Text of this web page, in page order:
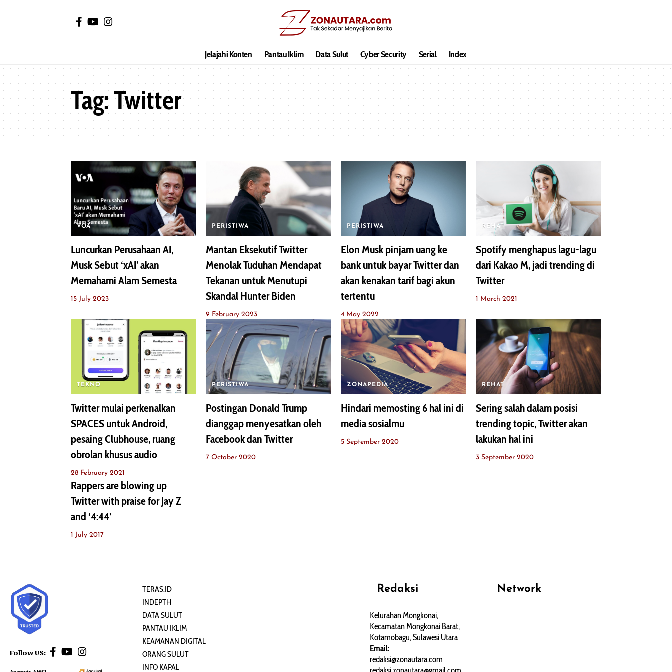
Jelajahi Konten Pantau Iklim Data Sulut Cyber Security Serial Index
Tag:Twitter
VOA
Luncurkan Perusahaan AI,
Musk Sebut ‘xAI’ akan
Memahami Alam Semesta
15 July 2023
PERISTIWA
Mantan Eksekutif Twitter
Menolak Tuduhan Mendapat
Tekanan untuk Menutupi
Skandal Hunter Biden
9 February 2023
PERISTIWA
Elon Musk pinjam uang ke
bank untuk bayar Twitter dan
akan kenakan tarif bagi akun
tertentu
4 May 2022
REHAT
Spotify menghapus lagu-lagu
dari Kakao M, jadi trending di
Twitter
1 March 2021
TEKNO
Twitter mulai perkenalkan
SPACES untuk Android,
pesaing Clubhouse, ruang
obrolan khusus audio
28 February 2021
PERISTIWA
Postingan Donald Trump
dianggap menyesatkan oleh
Facebook dan Twitter
7 October 2020
ZONAPEDIA
Hindari memosting 6 hal ini di
media sosialmu
5 September 2020
REHAT
Sering salah dalam posisi
trending topic, Twitter akan
lakukan hal ini
3 September 2020
Rappers are blowing up
Twitter with praise for Jay Z
and ‘4:44’
1 July 2017
Follow US:
TERAS.ID
INDEPTH
DATA SULUT
PANTAU IKLIM
KEAMANAN DIGITAL
ORANG SULUT
INFO KAPAL
Redaksi
Kelurahan Mongkonai,
Kecamatan Mongkonai Barat,
Kotamobagu, Sulawesi Utara
Email:
redaksi@zonautara.com
Network